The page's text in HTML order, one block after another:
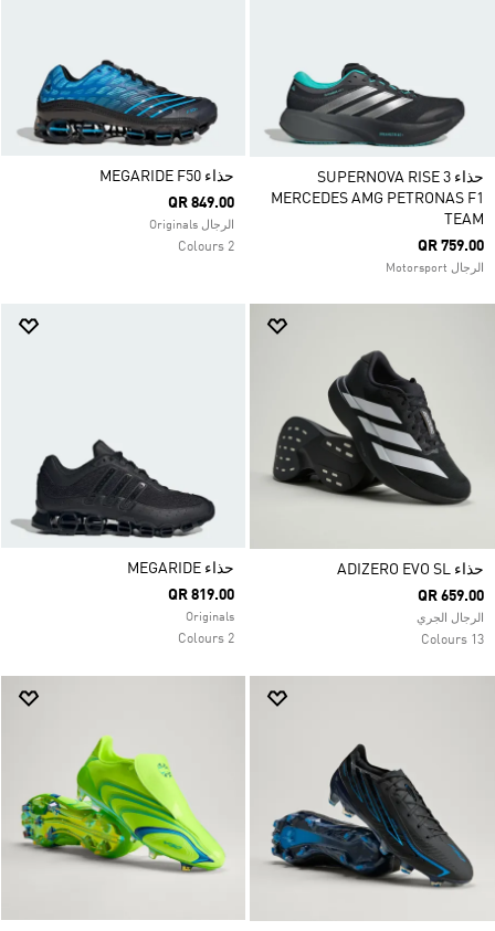
حذاء SUPERNOVA RISE 3
MERCEDES AMG PETRONAS F1
TEAM
QR 759.00
الرجال Motorsport
حذاء MEGARIDE F50
QR 849.00
الرجال Originals
2 Colours
حذاء ADIZERO EVO SL
QR 659.00
الرجال الجري
13 Colours
حذاء MEGARIDE
QR 819.00
Originals
2 Colours